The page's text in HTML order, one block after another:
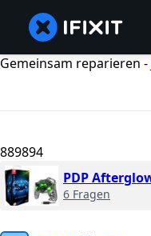
Gemeinsam reparieren -
889894
6 Fragen